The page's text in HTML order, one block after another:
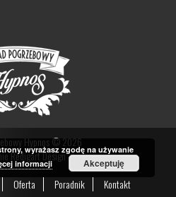
Hypnos © 2026
Redigart Design
Oferta Poradnik Kontakt
wyrażasz zgodę na używanie
informacji Akceptuję